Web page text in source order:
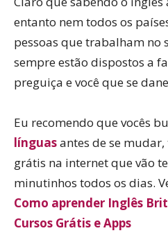
entanto nem todos os
pessoas que trabalham no
sempre estão dispostos a
preguiça e você que se
Eu recomendo que vocês
línguasantes de se
grátis na internet que vão
minutinhos todos os dias.
Como aprender Inglês
Cursos Grátis e Apps